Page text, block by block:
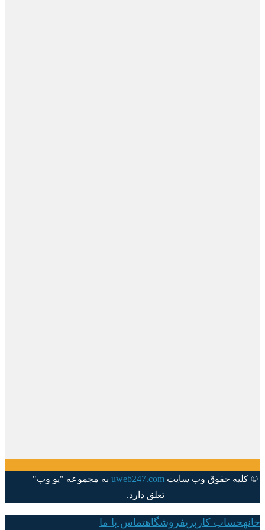
© کلیه حقوق وب سایت uweb247.comبه مجموعه "یو وب"
تعلق دارد.
خانهحساب کاربریفروشگاهتماس با ما